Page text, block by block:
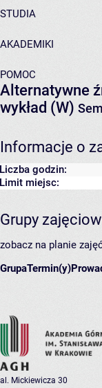
STUDIA
AKADEMIKI
POMOC
Alternatywne
wykład (W)
Informacje o
Liczba godzin:
Limit miejsc:
Grupy
zobacz na planie
GrupaTermin(y)
al. Mickiewicza 30